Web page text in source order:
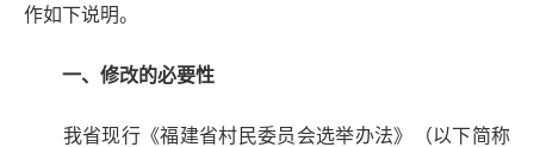
作如下说明。
一、修改的必要性
我省现行《福建省村民委员会选举办法》（以下简称